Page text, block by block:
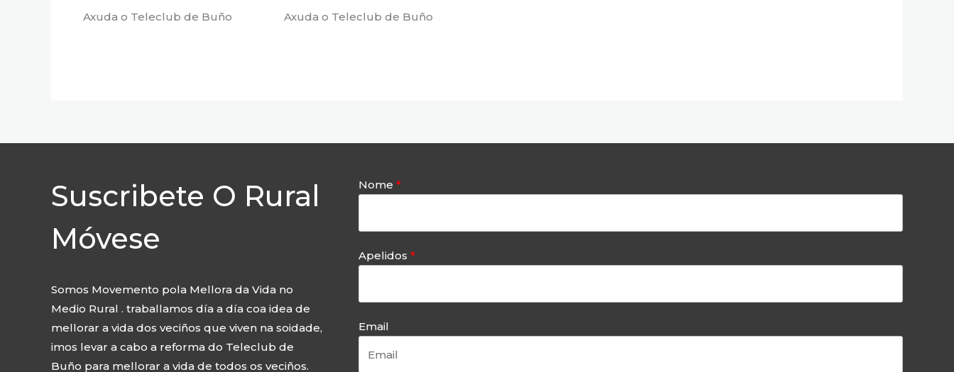
Axuda o Teleclub de Buño
Axuda o Teleclub de Buño
Suscribete O Rural
Móvese
Somos Movemento pola Mellora da Vida no
Medio Rural . traballamos día a día coa idea de
mellorar a vida dos veciños que viven na soidade,
imos levar a cabo a reforma do Teleclub de
Buño para mellorar a vida de todos os veciños.
Nome
Apelidos
Email